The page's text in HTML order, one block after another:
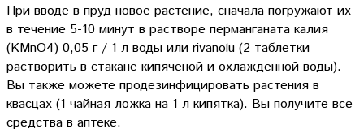
При вводе в пруд новое растение, сначала погружают их
в течение 5-10 минут в растворе перманганата калия
(KMnO4) 0,05 г / 1 л воды или rivanolu (2 таблетки
растворить в стакане кипяченой и охлажденной воды).
Вы также можете продезинфицировать растения в
квасцах (1 чайная ложка на 1 л кипятка). Вы получите все
средства в аптеке.